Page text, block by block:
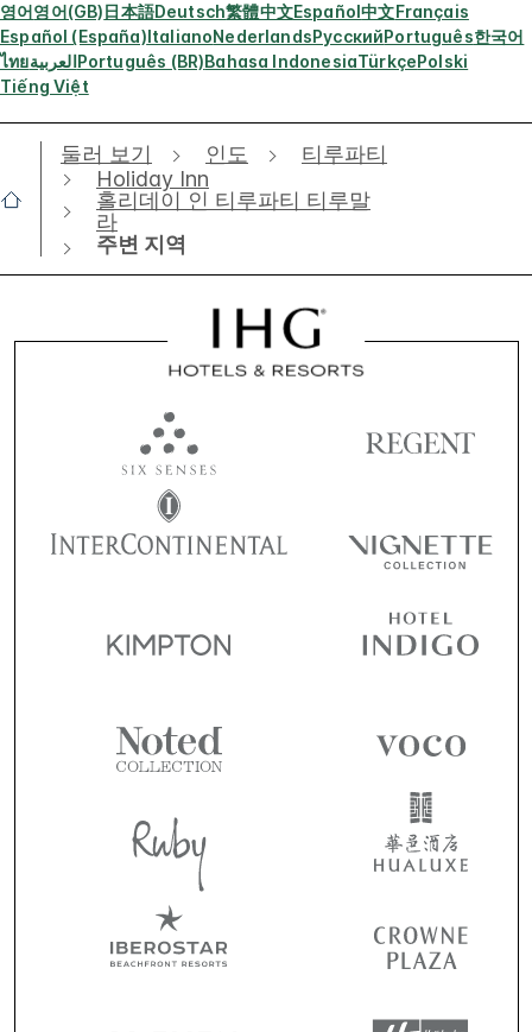
영어영어(GB)日本語Deutsch繁體中文Español中文Français
Español (España)ItalianoNederlandsРусскийPortuguês한국어
ไทยالعربيةPortuguês (BR)Bahasa IndonesiaTürkçePolski
Tiếng Việt
둘러 보기 인도
티루파티
Holiday Inn
홀리데이 인 티루파티 티루말
라
주변 지역